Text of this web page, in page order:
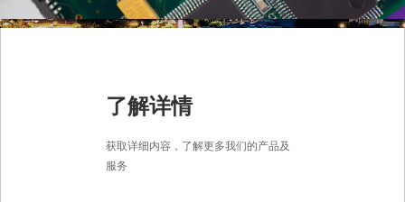
了解详情
获取详细内容，了解更多我们的产品及
服务